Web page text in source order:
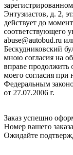
Энтузиастов, д. 2,
действует до
соответствующего
abuse@autobud.ru
Бескудниковский
мною согласия на
вправе продолжить
моего согласия
Федеральным
от 27.07.2006 г.
Заказ успешно
Номер вашего
Ожидайте